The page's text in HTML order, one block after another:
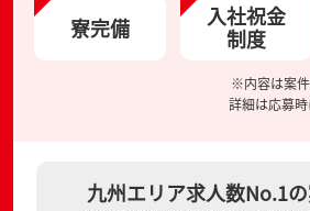
寮完備 入社祝金
制度
※内容は案件
詳細は応募時
九州エリア求人数No.1